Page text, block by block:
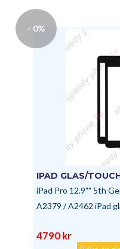
IPAD GLAS/
iPad Pro 12.9"" 5th
A2379 / A2462 iPad
4790 kr
- 0%